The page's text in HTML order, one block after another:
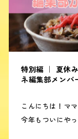
特別編 ｜ 夏休
ネ編集部メンバ
こんにちは！マ
今年もついにや